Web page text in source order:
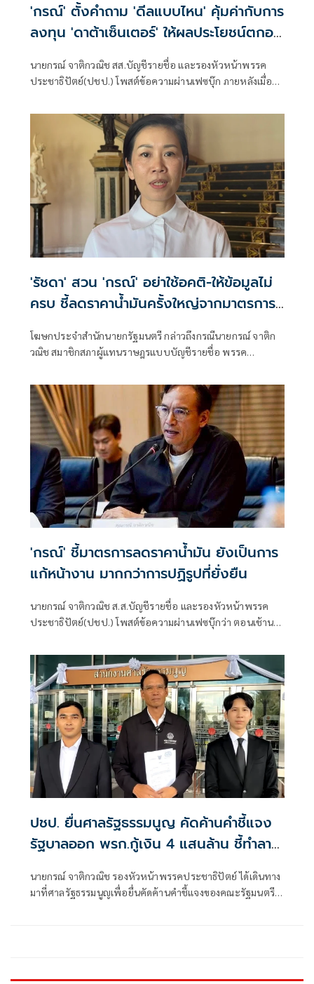
'กรณ์' ตั้งคำถาม 'ดีลแบบไหน' คุ้มค่ากับการ
ลงทุน 'ดาต้าเซ็นเตอร์' ให้ผลประโยชน์ตกอยู่
นายกรณ์ จาติกวณิช สส.บัญชีรายชื่อ และรองหัวหน้าพรรค
ประชาธิปัตย์(ปชป.) โพสต์ข้อความผ่านเฟซบุ๊ก ภายหลังเมื่อวัน
เสนอให้ตั้งกรรมาธิการวิสามัญศึกษาผลกระทบจากการลงทุน
Data Center ขนาดใหญ่ เพื่อให้ประเทศไทยได้ประโยชน์สูงสุด
จากการลงทุน พร้อมคุ้มครองทรัพยากรและผลประโยชน์ของ
ประชาชนคนไทย มีเนื้อหาดังนี้
'รัชดา' สวน 'กรณ์' อย่าใช้อคติ-ให้ข้อมูลไม่
ครบ ชี้ลดราคาน้ำมันครั้งใหญ่จากมาตรการ
โฆษกประจำสำนักนายกรัฐมนตรี กล่าวถึงกรณีนายกรณ์ จาติก
วณิช สมาชิกสภาผู้แทนราษฎรแบบบัญชีรายชื่อ พรรค
น้ำมันที่ชัดเจน และเกรงใจกลุ่มทุนมากกว่าความเดือดร้อนของ
ประชาชนว่า หากคำวิจารณ์ดังกล่าวไม่ได้เกิดจากอคติ ก็สะท้อน
ว่ายังได้รับข้อมูลไม่ครบถ้วน เพราะข้อเท็จจริงคือรัฐบาลได้ใช้
ทุกช่องทางและทุกเครื่องมือทางกฎหมายที่มีอยู่ เพื่อบรรเทา
ภาระค่าครองชีพของประชาชนอย่างเป็นรูปธรรม
'กรณ์' ชี้มาตรการลดราคาน้ำมัน ยังเป็นการ
แก้หน้างาน มากกว่าการปฏิรูปที่ยั่งยืน
นายกรณ์ จาติกวณิช ส.ส.บัญชีรายชื่อ และรองหัวหน้าพรรค
ประชาธิปัตย์(ปชป.) โพสต์ข้อความผ่านเฟซบุ๊กว่า ตอนเช้านา
ลดราคาน้ำมันพรุ่งนี้เช้าทันที
ปชป. ยื่นศาลรัฐธรรมนูญ คัดค้านคำชี้แจง
รัฐบาลออก พรก.กู้เงิน 4 แสนล้าน ชี้ทำลาย
นายกรณ์ จาติกวณิช รองหัวหน้าพรรคประชาธิปัตย์ ได้เดินทาง
มาที่ศาลรัฐธรรมนูญเพื่อยื่นคัดค้านคำชี้แจงของคณะรัฐมนตรี